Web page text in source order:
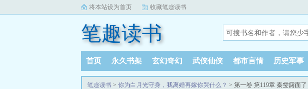
将本站设为首页 收藏笔趣读书
笔趣读书
首页 永久书架 玄幻奇幻 武侠仙侠 都市言情 历史军事
笔趣读书 > 你为白月光守身，我离婚再嫁你哭什么？ > 第一卷 第119章 秦雯露面了